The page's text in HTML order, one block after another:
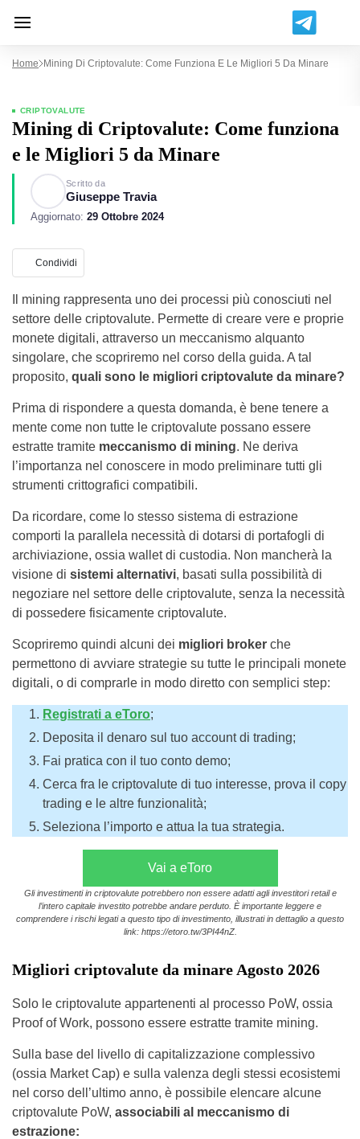
Home Mining Di Criptovalute: Come Funziona E Le Migliori 5 Da Minare
CRIPTOVALUTE
Mining di Criptovalute: Come funziona
e le Migliori 5 da Minare
Scritto da
Giuseppe Travia
Aggiornato: 29 Ottobre 2024
Condividi
Il mining rappresenta uno dei processi più conosciuti nel
settore delle criptovalute. Permette di creare vere e proprie
monete digitali, attraverso un meccanismo alquanto
singolare, che scopriremo nel corso della guida. A tal
proposito, quali sono le migliori criptovalute da minare?
Prima di rispondere a questa domanda, è bene tenere a
mente come non tutte le criptovalute possano essere
estratte tramite meccanismo di mining. Ne deriva
l’importanza nel conoscere in modo preliminare tutti gli
strumenti crittografici compatibili.
Da ricordare, come lo stesso sistema di estrazione
comporti la parallela necessità di dotarsi di portafogli di
archiviazione, ossia wallet di custodia. Non mancherà la
visione di sistemi alternativi, basati sulla possibilità di
negoziare nel settore delle criptovalute, senza la necessità
di possedere fisicamente criptovalute.
Scopriremo quindi alcuni dei migliori broker che
permettono di avviare strategie su tutte le principali monete
digitali, o di comprarle in modo diretto con semplici step:
Registrati a eToro;
Deposita il denaro sul tuo account di trading;
Fai pratica con il tuo conto demo;
Cerca fra le criptovalute di tuo interesse, prova il copy
trading e le altre funzionalità;
Seleziona l’importo e attua la tua strategia.
Vai a eToro
Gli investimenti in criptovalute potrebbero non essere adatti agli investitori retail e
l’intero capitale investito potrebbe andare perduto. È importante leggere e
comprendere i rischi legati a questo tipo di investimento, illustrati in dettaglio a questo
link: https://etoro.tw/3PI44nZ.
Migliori criptovalute da minare Agosto 2026
Solo le criptovalute appartenenti al processo PoW, ossia
Proof of Work, possono essere estratte tramite mining.
Sulla base del livello di capitalizzazione complessivo
(ossia Market Cap) e sulla valenza degli stessi ecosistemi
nel corso dell’ultimo anno, è possibile elencare alcune
criptovalute PoW, associabili al meccanismo di
estrazione: